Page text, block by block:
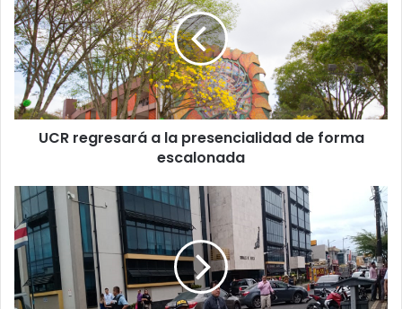
a
la
presencialidad
de
forma
escalonada
UCR regresará a la presencialidad de forma
escalonada
Limón:
Condenan
a
padre
de
familia